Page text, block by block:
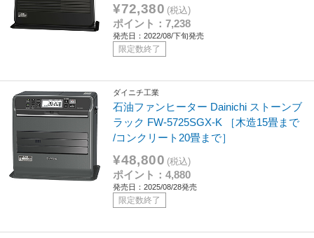
¥72,380 (税込)
ポイント：7,238
発売日：2022/08/下旬発売
限定数終了
ダイニチ工業
石油ファンヒーター Dainichi ストーンブ
ラック FW-5725SGX-K ［木造15畳まで
/コンクリート20畳まで］
¥48,800 (税込)
ポイント：4,880
発売日：2025/08/28発売
限定数終了